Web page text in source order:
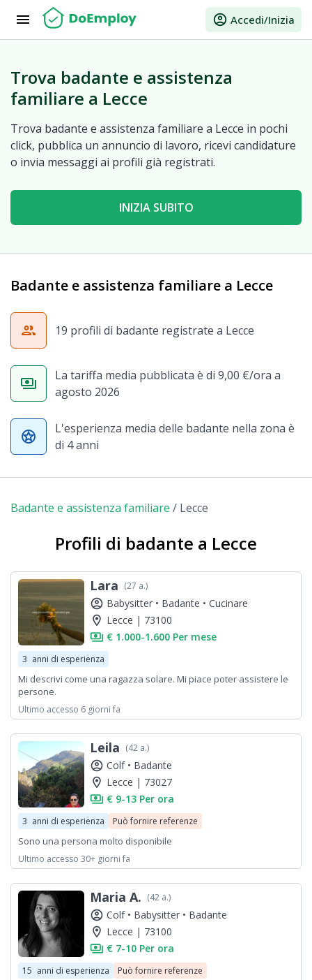
menu account_circle Accedi/Inizia
Trova badante e assistenza
familiare a Lecce
Trova badante e assistenza familiare a Lecce in pochi
click, pubblica un annuncio di lavoro, ricevi candidature
o invia messaggi ai profili già registrati.
INIZIA SUBITO
Badante e assistenza familiare a Lecce
group 19 profili di badante registrate a Lecce
payments
La tariffa media pubblicata è di 9,00 €/ora a
agosto 2026
stars
L'esperienza media delle badante nella zona è
di 4 anni
Badante e assistenza familiare / Lecce
Profili di badante a Lecce
Lara (27 a.)
account_circle Babysitter • Badante • Cucinare
location_on Lecce | 73100
payments € 1.000-1.600 Per mese
3 anni di esperienza
Mi descrivi come una ragazza solare. Mi piace poter assistere le
persone.
Ultimo accesso 6 giorni fa
Leila (42 a.)
account_circle Colf • Badante
location_on Lecce | 73027
payments € 9-13 Per ora
3 anni di esperienza Può fornire referenze
Sono una persona molto disponibile
Ultimo accesso 30+ giorni fa
Maria A. (42 a.)
account_circle Colf • Babysitter • Badante
location_on Lecce | 73100
payments € 7-10 Per ora
15 anni di esperienza Può fornire referenze